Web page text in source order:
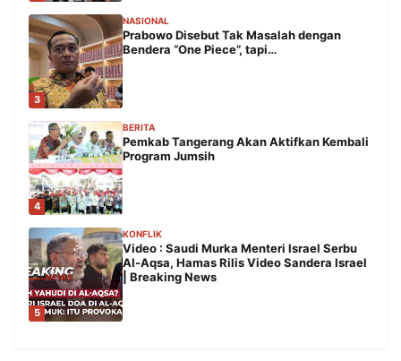
3
NASIONAL
Prabowo Disebut Tak Masalah dengan
Bendera “One Piece”, tapi…
4
BERITA
Pemkab Tangerang Akan Aktifkan Kembali
Program Jumsih
5
KONFLIK
Video : Saudi Murka Menteri Israel Serbu
Al-Aqsa, Hamas Rilis Video Sandera Israel
| Breaking News